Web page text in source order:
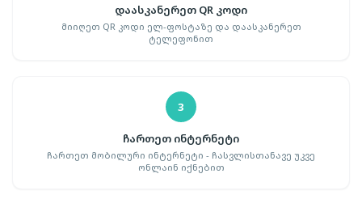
დაასკანერეთ QR კოდი
მიიღეთ QR კოდი ელ-ფოსტაზე და დაასკანერეთ
ტელეფონით
3
ჩართეთ ინტერნეტი
ჩართეთ მობილური ინტერნეტი - ჩასვლისთანავე უკვე
ონლაინ იქნებით